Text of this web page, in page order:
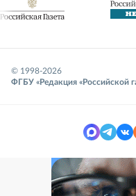
© 1998-2026
ФГБУ «Редакция «Российской